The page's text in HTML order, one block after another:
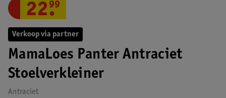
Verkoop via partner
MamaLoes Panter Antraciet
Stoelverkleiner
Antraciet
22.
99